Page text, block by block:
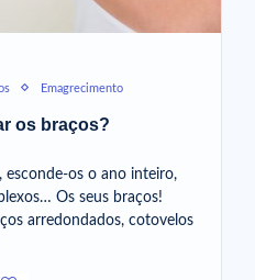
Emagrecimento
os braços?
esconde-os o ano inteiro,
Os seus braços!
arredondados, cotovelos